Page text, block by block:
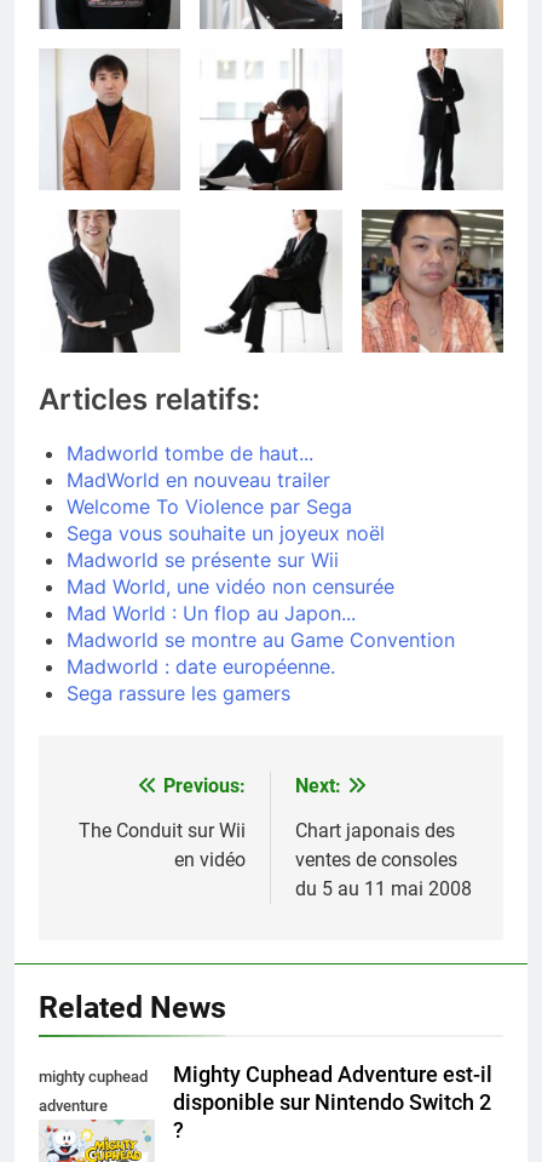
Articles relatifs:
Madworld tombe de haut...
MadWorld en nouveau trailer
Welcome To Violence par Sega
Sega vous souhaite un joyeux noël
Madworld se présente sur Wii
Mad World, une vidéo non censurée
Mad World : Un flop au Japon...
Madworld se montre au Game Convention
Madworld : date européenne.
Sega rassure les gamers
Navigation
de
Previous:
The Conduit sur Wii
en vidéo
Next:
Chart japonais des
ventes de consoles
du 5 au 11 mai 2008
Related News
mighty cuphead
adventure
nintendo switch
Mighty Cuphead Adventure est-il
disponible sur Nintendo Switch 2
?